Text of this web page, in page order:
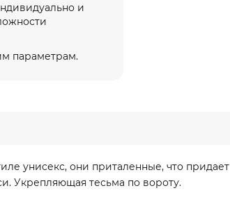
и
параметрам.
унисекс, они приталенные, что придает
Укрепляющая тесьма по вороту.